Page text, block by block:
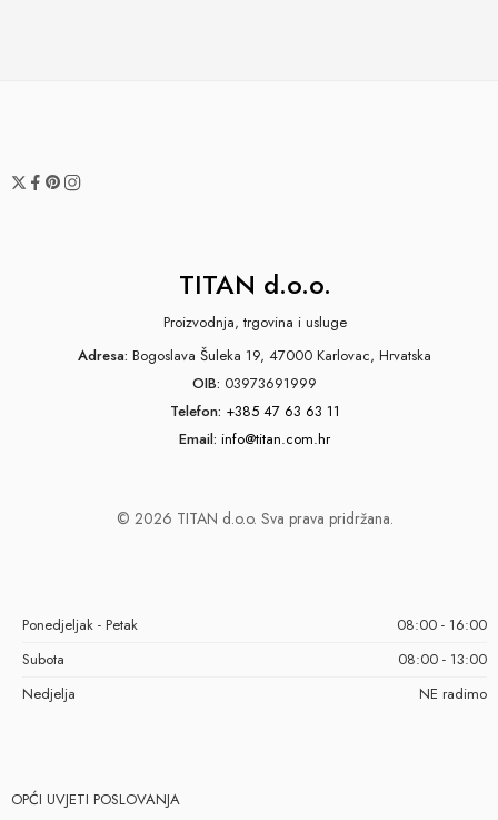
TITAN d.o.o.
Proizvodnja, trgovina i usluge
Adresa: Bogoslava Šuleka 19, 47000 Karlovac, Hrvatska
OIB: 03973691999
Telefon: +385 47 63 63 11
Email: info@titan.com.hr
© 2026 TITAN d.o.o. Sva prava pridržana.
Ponedjeljak - Petak
08:00 - 16:00
Subota
08:00 - 13:00
Nedjelja
NE radimo
OPĆI UVJETI POSLOVANJA